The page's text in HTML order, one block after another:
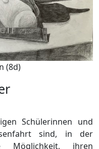
(8d)
Schülerinnen und
sind, in der
Möglichkeit, ihren